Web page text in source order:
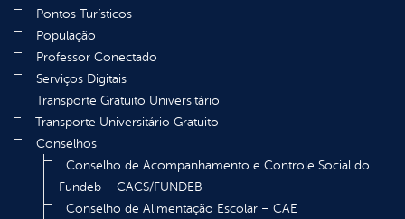
Pontos Turísticos
População
Professor Conectado
Serviços Digitais
Transporte Gratuito Universitário
Transporte Universitário Gratuito
Conselhos
Conselho de Acompanhamento e Controle Social do
Fundeb – CACS/FUNDEB
Conselho de Alimentação Escolar – CAE